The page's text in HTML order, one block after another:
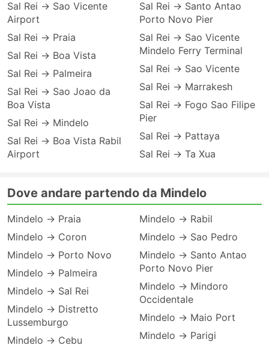
Sal Rei → Sao Vicente
Airport
Sal Rei → Praia
Sal Rei → Boa Vista
Sal Rei → Palmeira
Sal Rei → Sao Joao da
Boa Vista
Sal Rei → Mindelo
Sal Rei → Boa Vista Rabil
Airport
Sal Rei → Santo Antao
Porto Novo Pier
Sal Rei → Sao Vicente
Mindelo Ferry Terminal
Sal Rei → Sao Vicente
Sal Rei → Marrakesh
Sal Rei → Fogo Sao Filipe
Pier
Sal Rei → Pattaya
Sal Rei → Ta Xua
Dove andare partendo da Mindelo
Mindelo → Praia
Mindelo → Coron
Mindelo → Porto Novo
Mindelo → Palmeira
Mindelo → Sal Rei
Mindelo → Distretto
Lussemburgo
Mindelo → Cebu
Mindelo → Rabil
Mindelo → Sao Pedro
Mindelo → Santo Antao
Porto Novo Pier
Mindelo → Mindoro
Occidentale
Mindelo → Maio Port
Mindelo → Parigi